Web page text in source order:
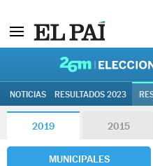
NOTICIAS RESULTADOS 2023
2019 2015
MUNICIPALES